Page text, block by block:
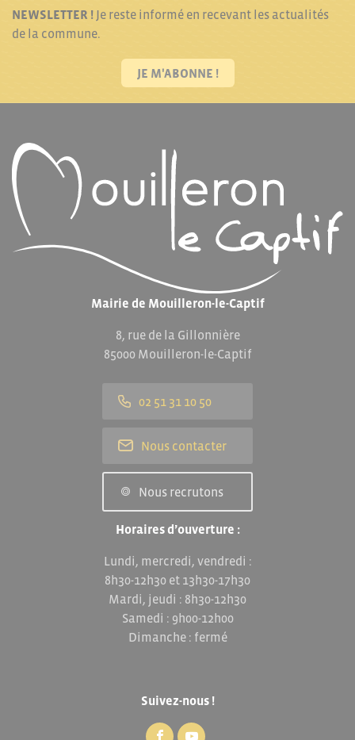
NEWSLETTER ! Je reste informé en recevant les actualités
de la commune.
JE M'ABONNE !
Mairie de Mouilleron-le-Captif
8, rue de la Gillonnière
85000 Mouilleron-le-Captif
02 51 31 10 50
Nous contacter
Nous recrutons
Horaires d’ouverture :
Lundi, mercredi, vendredi :
8h30-12h30 et 13h30-17h30
Mardi, jeudi : 8h30-12h30
Samedi : 9h00-12h00
Dimanche : fermé
Suivez-nous !